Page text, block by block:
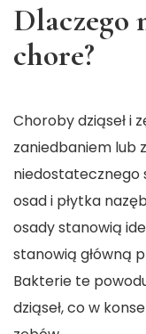
Dlaczego
chore?
Choroby dziąseł i
zaniedbaniem lub
niedostatecznego
osad i płytka
osady stanowią
stanowią główną
Bakterie te
dziąseł, co w